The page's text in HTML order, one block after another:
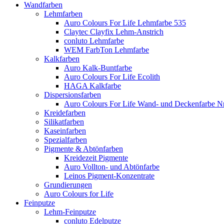
Wandfarben
Lehmfarben
Auro Colours For Life Lehmfarbe 535
Claytec Clayfix Lehm-Anstrich
conluto Lehmfarbe
WEM FarbTon Lehmfarbe
Kalkfarben
Auro Kalk-Buntfarbe
Auro Colours For Life Ecolith
HAGA Kalkfarbe
Dispersionsfarben
Auro Colours For Life Wand- und Deckenfarbe
Kreidefarben
Silikatfarben
Kaseinfarben
Spezialfarben
Pigmente & Abtönfarben
Kreidezeit Pigmente
Auro Vollton- und Abtönfarbe
Leinos Pigment-Konzentrate
Grundierungen
Auro Colours for Life
Feinputze
Lehm-Feinputze
conluto Edelputze